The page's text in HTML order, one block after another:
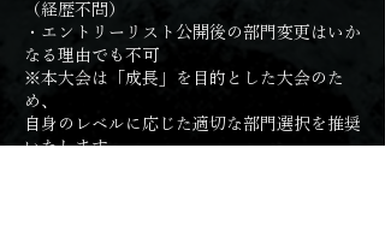
（経歴不問）
・エントリーリスト公開後の部門変更はいか
なる理由でも不可
※本大会は「成長」を目的とした大会のた
め、
自身のレベルに応じた適切な部門選択を推奨
いたします。